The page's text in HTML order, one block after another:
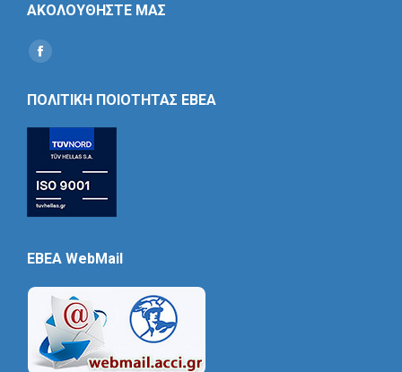
ΑΚΟΛΟΥΘΗΣΤΕ ΜΑΣ
Find us on:
Social
ΠΟΛΙΤΙΚΗ ΠΟΙΟΤΗΤΑΣ ΕΒΕΑ
EBEA WebMail